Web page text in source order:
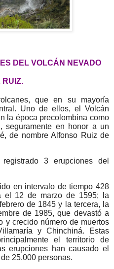
DEL VOLCÁN NEVADO
RUIZ.
que en su mayoría
Uno de ellos, el Volcán
la época precolombina como
seguramente en honor a un
de nombre Alfonso Ruiz de
3 erupciones del
en intervalo de tiempo 428
el 12 de marzo de 1595; la
de 1845 y la tercera, la
de 1985, que devastó a
y crecido número de muertos
y Chinchiná. Estas
el territorio de
erupciones han causado el
25.000 personas.